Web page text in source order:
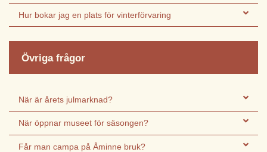
Hur bokar jag en plats för vinterförvaring
Övriga frågor
När är årets julmarknad?
När öppnar museet för säsongen?
Får man campa på Åminne bruk?